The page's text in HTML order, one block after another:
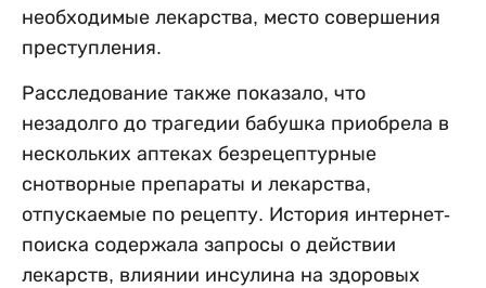
необходимые лекарства, место совершения
преступления.
Расследование также показало, что
незадолго до трагедии бабушка приобрела в
нескольких аптеках безрецептурные
снотворные препараты и лекарства,
отпускаемые по рецепту. История интернет-
поиска содержала запросы о действии
лекарств, влиянии инсулина на здоровых